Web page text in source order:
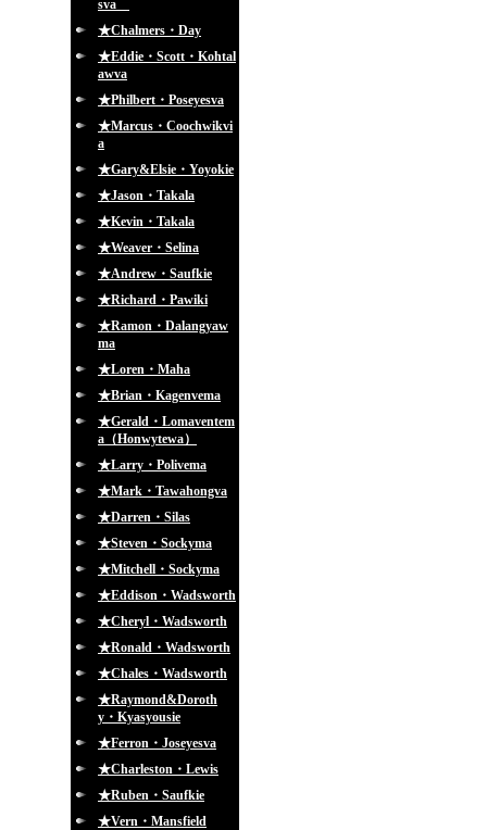
sva
★Chalmers・Day
★Eddie・Scott・Kohtal
awva
★Philbert・Poseyesva
★Marcus・Coochwikvi
a
★Gary&Elsie・Yoyokie
★Jason・Takala
★Kevin・Takala
★Weaver・Selina
★Andrew・Saufkie
★Richard・Pawiki
★Ramon・Dalangyaw
ma
★Loren・Maha
★Brian・Kagenvema
★Gerald・Lomaventem
a（Honwytewa）
★Larry・Polivema
★Mark・Tawahongva
★Darren・Silas
★Steven・Sockyma
★Mitchell・Sockyma
★Eddison・Wadsworth
★Cheryl・Wadsworth
★Ronald・Wadsworth
★Chales・Wadsworth
★Raymond&Doroth
y・Kyasyousie
★Ferron・Joseyesva
★Charleston・Lewis
★Ruben・Saufkie
★Vern・Mansfield